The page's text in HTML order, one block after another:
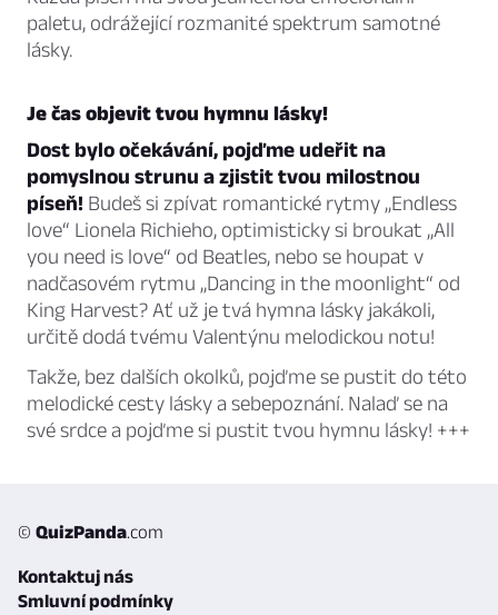
paletu, odrážející rozmanité spektrum samotné
lásky.
Je čas objevit tvou hymnu lásky!
Dost bylo očekávání, pojďme udeřit na
pomyslnou strunu a zjistit tvou milostnou
píseň! Budeš si zpívat romantické rytmy „Endless
love“ Lionela Richieho, optimisticky si broukat „All
you need is love“ od Beatles, nebo se houpat v
nadčasovém rytmu „Dancing in the moonlight“ od
King Harvest? Ať už je tvá hymna lásky jakákoli,
určitě dodá tvému Valentýnu melodickou notu!
Takže, bez dalších okolků, pojďme se pustit do této
melodické cesty lásky a sebepoznání. Nalaď se na
své srdce a pojďme si pustit tvou hymnu lásky! +++
© QuizPanda.com
Kontaktuj nás
Smluvní podmínky